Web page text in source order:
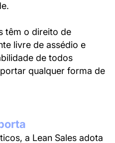
têm o direito de
livre de assédio e
de todos
qualquer forma de
a Lean Sales adota